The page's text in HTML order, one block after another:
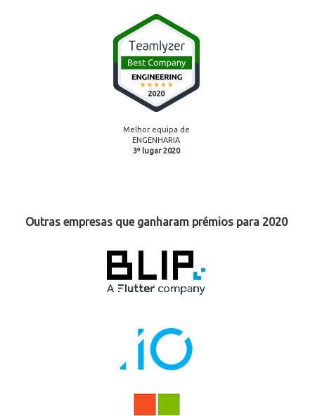
Melhor equipa de
ENGENHARIA
3º lugar 2020
Outras empresas que ganharam prémios para 2020